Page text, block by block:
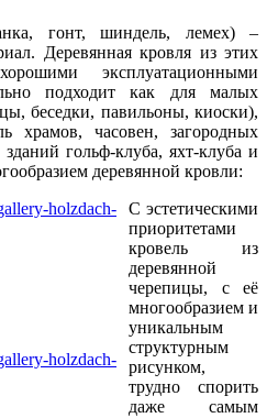
хорошая
и
деревянная кровля
решение, как для
крыш
так и для сложных
скатных крыш
со сложными
элементами.
кровля может
произведением
от наших
гонт, шиндель, лемех) –
Деревянная кровля из этих
эксплуатационными
подходит как для малых
беседки, павильоны, киоски),
храмов, часовен, загородных
гольф-клуба, яхт-клуба и
деревянной кровли:
С эстетическими
приоритетами
кровель из
деревянной
черепицы, с её
многообразием и
уникальным
структурным
рисунком,
трудно спорить
даже самым